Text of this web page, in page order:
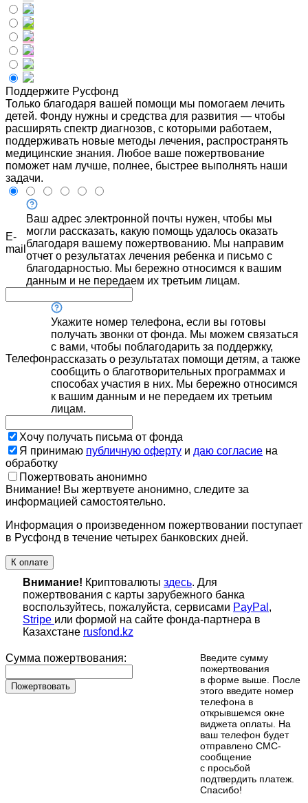
Поддержите Русфонд
Только благодаря вашей помощи мы помогаем лечить
детей. Фонду нужны и средства для развития — чтобы
расширять спектр диагнозов, с которыми работаем,
поддерживать новые методы лечения, распространять
медицинские знания. Любое ваше пожертвование
поможет нам лучше, полнее, быстрее выполнять наши
задачи.
E-
mail
Ваш адрес электронной почты нужен, чтобы мы
могли рассказать, какую помощь удалось оказать
благодаря вашему пожертвованию. Мы направим
отчет о результатах лечения ребенка и письмо с
благодарностью. Мы бережно относимся к вашим
данным и не передаем их третьим лицам.
Телефон
Укажите номер телефона, если вы готовы
получать звонки от фонда. Мы можем связаться
с вами, чтобы поблагодарить за поддержку,
рассказать о результатах помощи детям, а также
сообщить о благотворительных программах и
способах участия в них. Мы бережно относимся
к вашим данным и не передаем их третьим
лицам.
Хочу получать письма от фонда
Я принимаю публичную оферту и даю согласие на
обработку
Пожертвовать анонимно
Внимание! Вы жертвуете анонимно, следите за
информацией самостоятельно.
Информация о произведенном пожертвовании поступает
в Русфонд в течение четырех банковских дней.
К оплате
Внимание! Криптовалюты здесь. Для
пожертвования с карты зарубежного банка
воспользуйтесь, пожалуйста, сервисами PayPal ,
Stripe или формой на сайте фонда-партнера в
Казахстане rusfond.kz
Сумма пожертвования:
Пожертвовать
Введите сумму
пожертвования
в форме выше. После
этого введите номер
телефона в
открывшемся окне
виджета оплаты. На
ваш телефон будет
отправлено СМС-
сообщение
с просьбой
подтвердить платеж.
Cпасибо!